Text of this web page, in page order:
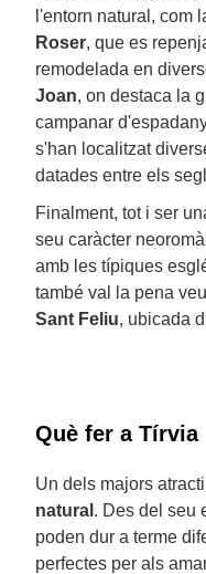
l'entorn natural, com
Roser, que es
remodelada en
Joan, on destaca la
campanar
s'han localitzat
datades entre els
Finalment, tot i ser
seu caràcter
amb les típiques
també val la pena
Sant Feliu, ubicada
Què fer a Tírvia
Un dels majors
natural . Des del seu
poden dur a terme
perfectes per als